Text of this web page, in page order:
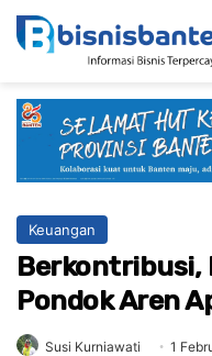
Keuangan
Berkontribusi,
Pondok Aren
Susi Kurniawati 1